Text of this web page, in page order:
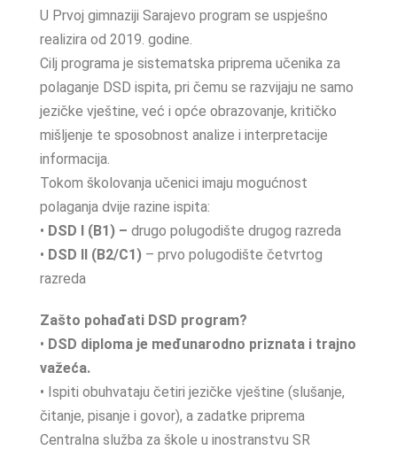
U Prvoj gimnaziji Sarajevo program se uspješno
realizira od 2019. godine.
Cilj programa je sistematska priprema učenika za
polaganje DSD ispita, pri čemu se razvijaju ne samo
jezičke vještine, već i opće obrazovanje, kritičko
mišljenje te sposobnost analize i interpretacije
informacija.
Tokom školovanja učenici imaju mogućnost
polaganja dvije razine ispita:
• DSD I (B1) – drugo polugodište drugog razreda
• DSD II (B2/C1) – prvo polugodište četvrtog
razreda
Zašto pohađati DSD program?
• DSD diploma je međunarodno priznata i trajno
važeća.
• Ispiti obuhvataju četiri jezičke vještine (slušanje,
čitanje, pisanje i govor), a zadatke priprema
Centralna služba za škole u inostranstvu SR